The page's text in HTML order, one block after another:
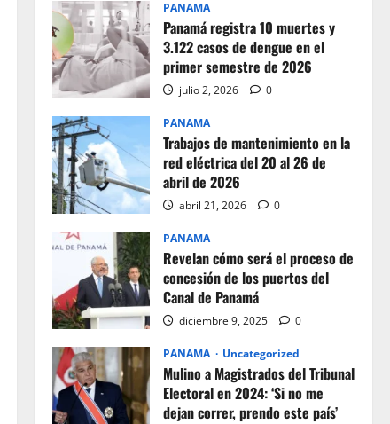
PANAMA
Panamá registra 10 muertes y
3.122 casos de dengue en el
primer semestre de 2026
julio 2, 2026 0
PANAMA
Trabajos de mantenimiento en la
red eléctrica del 20 al 26 de
abril de 2026
abril 21, 2026 0
PANAMA
Revelan cómo será el proceso de
concesión de los puertos del
Canal de Panamá
diciembre 9, 2025 0
PANAMA Uncategorized
Mulino a Magistrados del Tribunal
Electoral en 2024: ‘Si no me
dejan correr, prendo este país’